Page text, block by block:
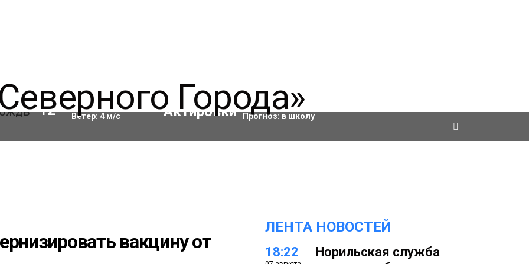
12°C Влажность:84%
Ветер: 4м/с
Актировки
Прогноз: в школу
вакцину от
ЛЕНТА НОВОСТЕЙ
18:22
Норильская служба